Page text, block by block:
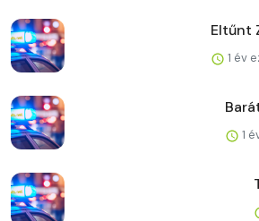
Eltűnt
1 év
1